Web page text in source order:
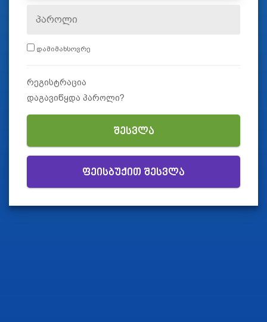
დამიმახსოვრე
რეგისტრაცია
დაგავიწყდა პაროლი?